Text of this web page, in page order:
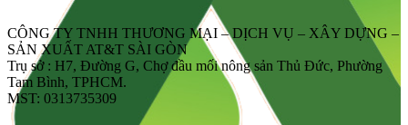
CÔNG TY TNHH THƯƠNG MẠI – DỊCH VỤ – XÂY DỰNG –
SẢN XUẤT AT&T SÀI GÒN
Trụ sở : H7, Đường G, Chợ đầu mối nông sản Thủ Đức, Phường
Tam Bình, TPHCM.
MST: 0313735309